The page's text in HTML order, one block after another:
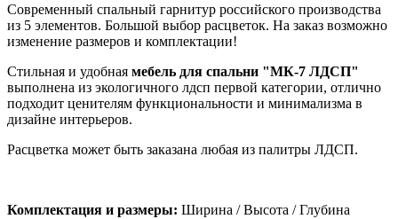
Современный спальный гарнитур российского производства
из 5 элементов. Большой выбор расцветок. На заказ возможно
изменение размеров и комплектации!
Стильная и удобная мебель для спальни "МК-7 ЛДСП"
выполнена из экологичного лдсп первой категории, отлично
подходит ценителям функциональности и минимализма в
дизайне интерьеров.
Расцветка может быть заказана любая из палитры ЛДСП.
Комплектация и размеры: Ширина / Высота / Глубина